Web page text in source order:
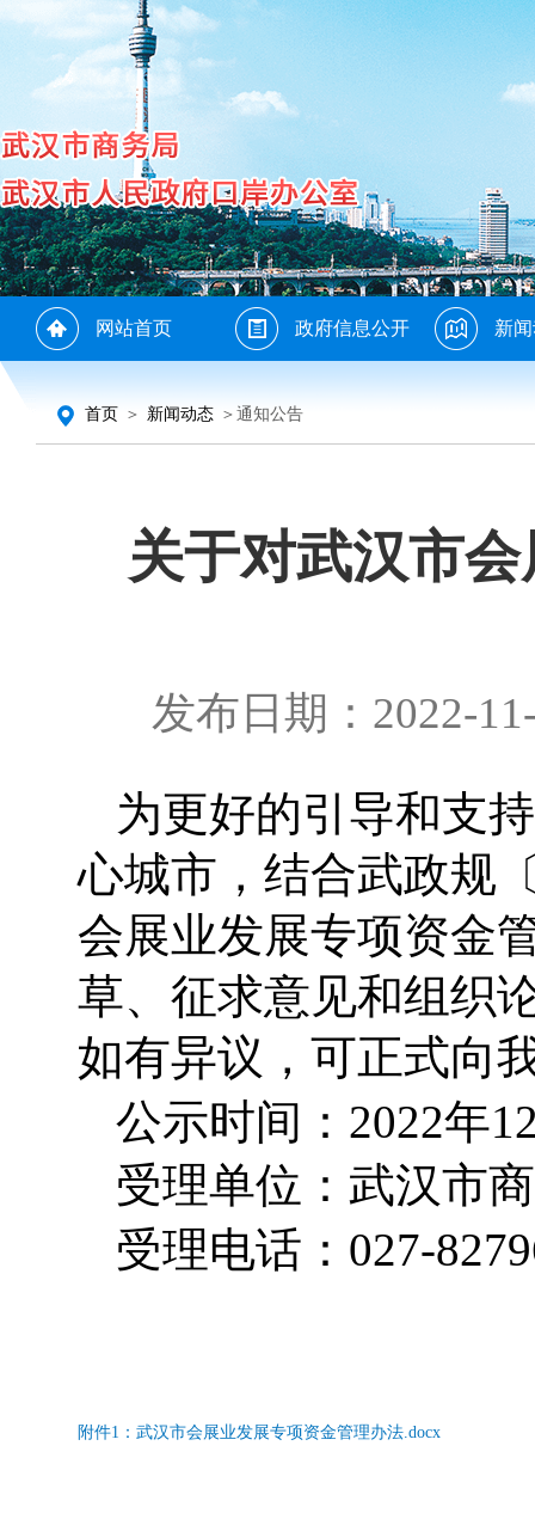
网站首页 政府信息公开 新
首页 ＞ 新闻动态 ＞通知公告
关于对武汉市
发布日期：2022-
为更好的引导和支
心城市，结合武政规
会展业发展专项资金
草、征求意见和组织
如有异议，可正式向
公示时间： 2022年
受理单位：武汉市
受理电话： 027-
附件1：武汉市会展业发展专项资金管理办法.docx